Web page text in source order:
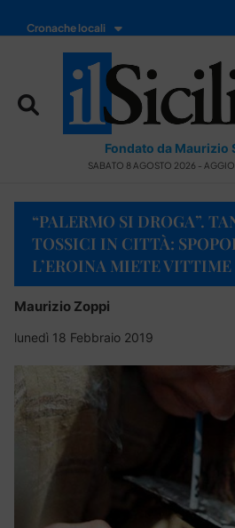
Cronache locali
Fondato da Maurizio
SABATO 8 AGOSTO 2026 -
“PALERMO SI DROGA”.
TOSSICI IN CITTÀ:
L’EROINA MIETE
Maurizio Zoppi
lunedì 18 Febbraio 2019